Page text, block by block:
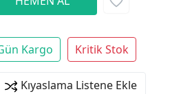
Kargo Kritik Stok
Kıyaslama Listene Ekle